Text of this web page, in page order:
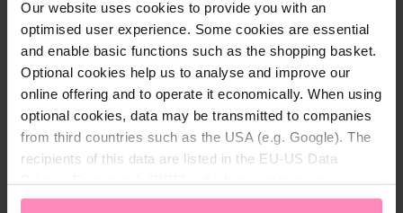
Our website uses cookies to provide you with an
optimised user experience. Some cookies are essential
and enable basic functions such as the shopping basket.
Optional cookies help us to analyse and improve our
online offering and to operate it economically. When using
optional cookies, data may be transmitted to companies
from third countries such as the USA (e.g. Google). The
recipients of this data are listed in the EU-US Data
appropriate level of data protection. You canaccept all
disfrutar del café perfecto en casa.
Contenido del paquete:
Máquina de café espresso Stone
Portafiltro 1 salida
Portafiltro 2 salidas
Filtro de dos tazas